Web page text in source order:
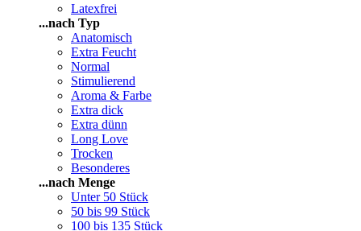
Latexfrei
...nach Typ
Anatomisch
Extra Feucht
Normal
Stimulierend
Aroma & Farbe
Extra dick
Extra dünn
Long Love
Trocken
Besonderes
...nach Menge
Unter 50 Stück
50 bis 99 Stück
100 bis 135 Stück